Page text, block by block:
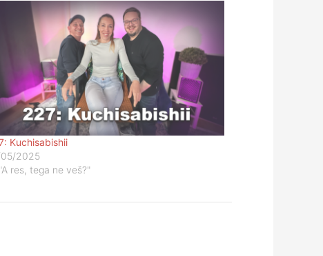
Kuchisabishii
05/2025
res, tega ne veš?"